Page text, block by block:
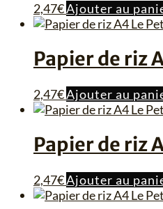
2,47€Ajouter au
Papier de riz
2,47€Ajouter au
Papier de riz
2,47€Ajouter au